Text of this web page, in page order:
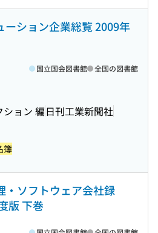
ーション企業総覧 2009年
ション 編日刊工業新聞社
国立国会図書館 全国の図書館
簿
・ソフトウェア会社録
版 下巻